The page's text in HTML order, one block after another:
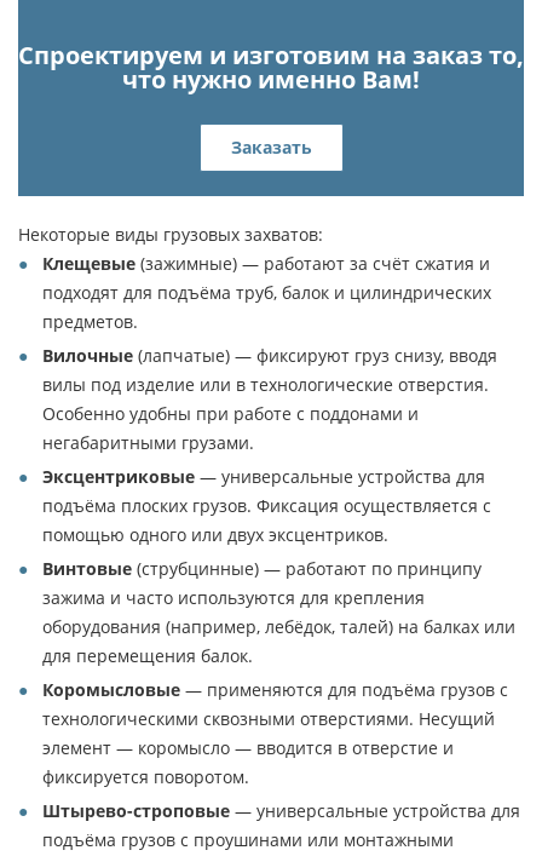
Спроектируем и изготовим на заказ то,
что нужно именно Вам!
Заказать
Некоторые виды грузовых захватов:
Клещевые (зажимные) — работают за счёт сжатия и
подходят для подъёма труб, балок и цилиндрических
предметов.
Вилочные (лапчатые) — фиксируют груз снизу, вводя
вилы под изделие или в технологические отверстия.
Особенно удобны при работе с поддонами и
негабаритными грузами.
Эксцентриковые — универсальные устройства для
подъёма плоских грузов. Фиксация осуществляется с
помощью одного или двух эксцентриков.
Винтовые (струбцинные) — работают по принципу
зажима и часто используются для крепления
оборудования (например, лебёдок, талей) на балках или
для перемещения балок.
Коромысловые — применяются для подъёма грузов с
технологическими сквозными отверстиями. Несущий
элемент — коромысло — вводится в отверстие и
фиксируется поворотом.
Штырево-строповые — универсальные устройства для
подъёма грузов с проушинами или монтажными